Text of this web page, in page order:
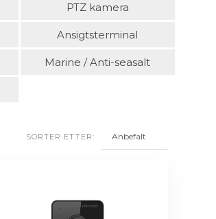
PTZ kamera
Ansigtsterminal
Marine / Anti-seasalt
SORTER ETTER: